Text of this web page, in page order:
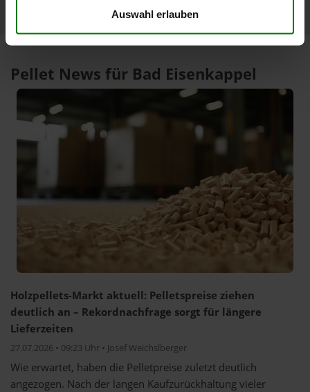
Auswahl erlauben
Pellet News für Bad Eisenkappel
Holzpellets-Markt aktuell: Pelletspreise ziehen
deutlich an – Rekordnachfrage sorgt für längere
Lieferzeiten
27.07.2026 • 09:23 Uhr • Josef Weichslberger
Wie erwartet, haben die Pelletpreise zuletzt deutlich
angezogen. Nach der langen Kaufzurückhaltung vieler